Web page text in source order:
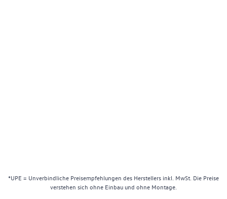
*UPE = Unverbindliche Preisempfehlungen des Herstellers inkl. MwSt. Die Preise
verstehen sich ohne Einbau und ohne Montage.